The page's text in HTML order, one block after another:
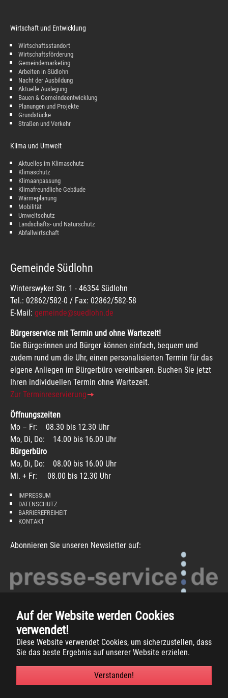
Auf der Website werden Cookies
verwendet!
Diese Website verwendet Cookies, um sicherzustellen, dass
Sie das beste Ergebnis auf unserer Website erzielen.
Verstanden!
Wirtschaft und Entwicklung
Wirtschaftsstandort
Wirtschaftsförderung
Gemeindemarketing
Arbeiten in Südlohn
Nacht der Ausbildung
Aktuelle Auslegung
Bauen & Gemeindeentwicklung
Planungen und Projekte
Grundstücke
Straßen und Verkehr
Klima und Umwelt
Aktuelles im Klimaschutz
Klimaschutz
Klimaanpassung
Klimafreundliche Gebäude
Wärmeplanung
Mobilität
Umweltschutz
Landschafts- und Naturschutz
Abfallwirtschaft
Gemeinde Südlohn
Winterswyker Str. 1 - 46354 Südlohn
Tel.: 02862/582-0 / Fax: 02862/582-58
E-Mail: gemeinde@suedlohn.de
Bürgerservice mit Termin und ohne Wartezeit!
Die Bürgerinnen und Bürger können einfach, bequem und
zudem rund um die Uhr, einen personalisierten Termin für das
eigene Anliegen im Bürgerbüro vereinbaren. Buchen Sie jetzt
Ihren individuellen Termin ohne Wartezeit.
Zur Terminreservierung
Öffnungszeiten
Mo – Fr: 08.30 bis 12.30 Uhr
Mo, Di, Do: 14.00 bis 16.00 Uhr
Bürgerbüro
Mo, Di, Do: 08.00 bis 16.00 Uhr
Mi. + Fr: 08.00 bis 12.30 Uhr
IMPRESSUM
DATENSCHUTZ
BARRIEREFREIHEIT
KONTAKT
Abonnieren Sie unseren Newsletter auf:
Copyright 2026 -Gemeinde Südlohn